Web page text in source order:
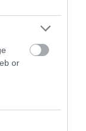
or
της
τη
ο Σύλλογος